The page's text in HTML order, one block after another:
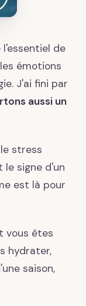
l'essentiel de
émotions
J'ai fini par
aussi un
stress
le signe d'un
est là pour
vous êtes
hydrater,
saison,